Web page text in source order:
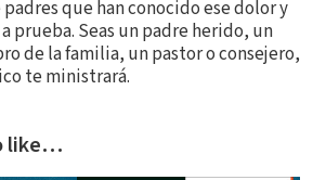
que han conocido ese dolor y
prueba. Seas un padre herido, un
de la familia, un pastor o consejero,
te ministrará.
like…